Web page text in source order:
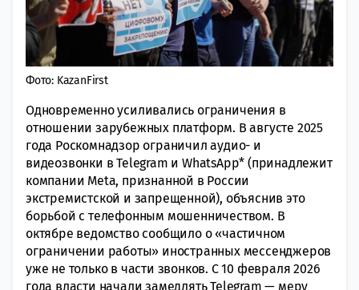
Фото: KazanFirst
Одновременно усиливались ограничения в
отношении зарубежных платформ. В августе 2025
года Роскомнадзор ограничил аудио- и
видеозвонки в Telegram и WhatsApp* (принадлежит
компании Meta, признанной в России
экстремистской и запрещенной), объяснив это
борьбой с телефонным мошенничеством. В
октябре ведомство сообщило о «частичном
ограничении работы» иностранных мессенджеров
уже не только в части звонков. С 10 февраля 2026
года власти начали замедлять Telegram — меру